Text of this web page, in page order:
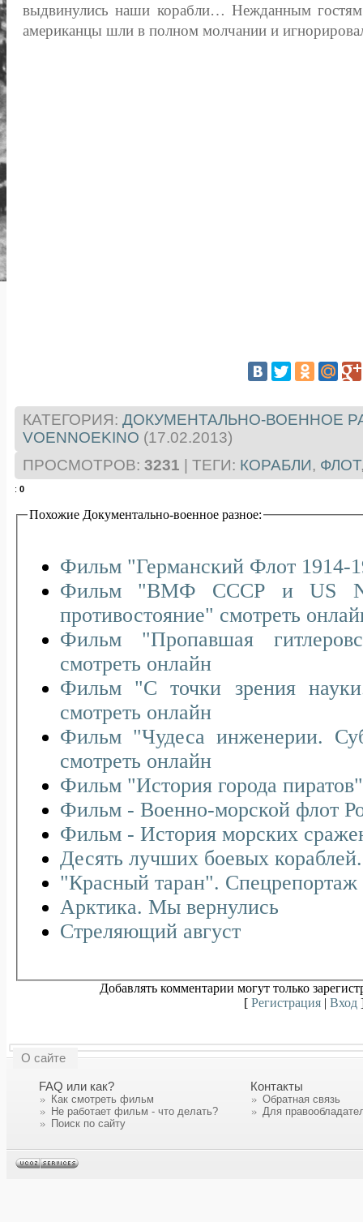
выдвинулись наши корабли… Нежданным
американцы шли в полном молчании и
КАТЕГОРИЯ: ДОКУМЕНТАЛЬНО-ВОЕННОЕ
VOENNOEKINO (17.02.2013)
ПРОСМОТРОВ: 3231 ТЕГИ: КОРАБЛИ, ФЛОТ
: 0
Похожие Документально-военное разное:
Фильм "Германский Флот 1914-
Фильм "ВМФ СССР и US NAVY. Военно-морское
противостояние" смотреть
Фильм "Пропавшая гитлеровская подлодка U-869"
смотреть онлайн
Фильм "С точки зрения науки. Субмарины 21 века"
смотреть онлайн
Фильм "Чудеса инженерии. Субмарина апокалипсиса"
смотреть онлайн
Фильм "История города
Фильм - Военно-морской флот
Фильм - История морских
Десять лучших боевых
"Красный таран". Спецрепортаж
Арктика. Мы вернулись
Стреляющий август
Добавлять комментарии могут только
[ Регистрация| Вход
О сайте
FAQ или как?
Как смотреть фильм
Не работает фильм - что делать?
Поиск по сайту
Контакты
Обратная связь
Для